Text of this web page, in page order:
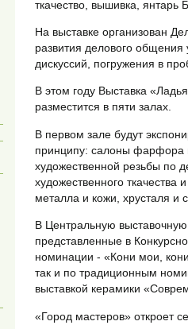
ткачество, вышивка, янтарь
На выставке организован
развития делового общения
дискуссий, погружения в
В этом году Выставка
разместится в пяти залах.
В первом зале будут
принципу: салоны фарфора
художественной резьбы по
художественного ткачества
металла и кожи, хрусталя и
В Центральную
представленные в
номинации - «Кони мои,
так и по традиционным
выставкой керамики
«Город мастеров» откроет